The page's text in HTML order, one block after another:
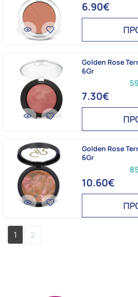
6.90€
Golden Rose
6Gr
7.30€
Golden Rose
6Gr
10.60€
1 2